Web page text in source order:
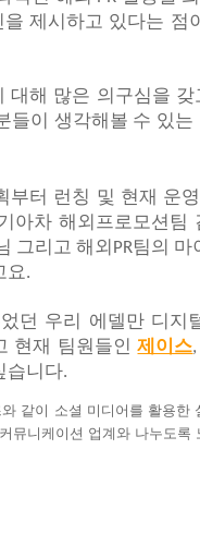
을 제시하고 있다는 점
대해 많은 의구심을 갖
들이 생각해볼 수 있는
부터 런칭 및 현재 운
아차 해외프로모션팀
그리고 해외 PR팀의 마
요.
던 우리 에델만 디지
현재 팀원들인 제이스
습니다.
와 같이 소셜 미디어를 활용한
커뮤니케이션 업계와 나누도록